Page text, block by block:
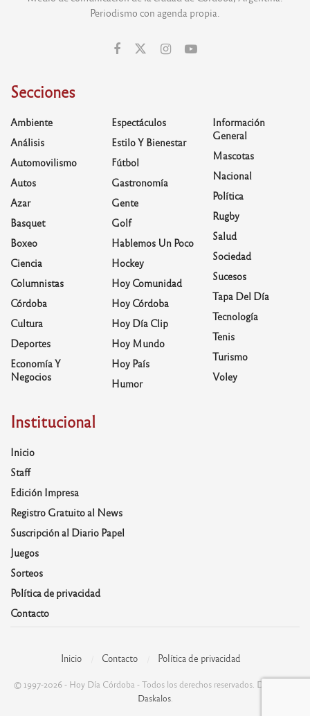
Periodismo con agenda propia.
Secciones
Ambiente
Análisis
Automovilismo
Autos
Azar
Basquet
Boxeo
Ciencia
Columnistas
Córdoba
Cultura
Deportes
Economía Y
Negocios
Espectáculos
Estilo Y Bienestar
Fútbol
Gastronomía
Gente
Golf
Hablemos Un Poco
Hockey
Hoy Comunidad
Hoy Córdoba
Hoy Día Clip
Hoy Mundo
Hoy País
Humor
Información
General
Mascotas
Nacional
Política
Rugby
Salud
Sociedad
Sucesos
Tapa Del Día
Tecnología
Tenis
Turismo
Voley
Institucional
Inicio
Staff
Edición Impresa
Registro Gratuito al News
Suscripción al Diario Papel
Juegos
Sorteos
Política de privacidad
Contacto
Inicio Contacto Política de privacidad
© 1997-2026 - Hoy Día Córdoba - Todos los derechos reservados. Desarrolla:
Daskalos.